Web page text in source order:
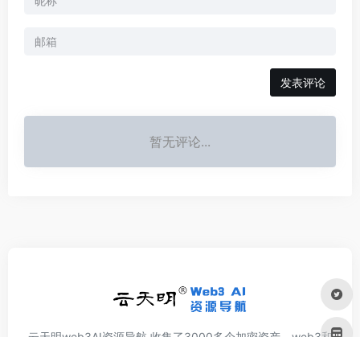
发表评论
暂无评论...